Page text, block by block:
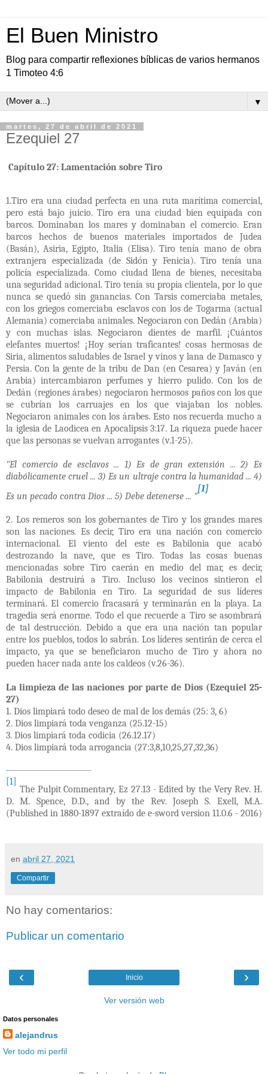
El Buen Ministro
Blog para compartir reflexiones bíblicas de varios hermanos
1 Timoteo 4:6
▼
martes, 27 de abril de 2021
Ezequiel 27
Capítulo 27: Lamentación sobre Tiro
1.Tiro era una ciudad perfecta en una ruta marítima comercial,
pero está bajo juicio. Tiro era una ciudad bien equipada con
barcos. Dominaban los mares y dominaban el comercio. Eran
barcos hechos de buenos materiales importados de Judea
(Basán), Asiria, Egipto, Italia (Elisa). Tiro tenía mano de obra
extranjera especializada (de Sidón y Fenicia). Tiro tenía una
policía especializada. Como ciudad llena de bienes, necesitaba
una seguridad adicional. Tiro tenía su propia clientela, por lo que
nunca se quedó sin ganancias. Con Tarsis comerciaba metales,
con los griegos comerciaba esclavos con los de Togarma (actual
Alemania) comerciaba animales. Negociaron con Dedán (Arabia)
y con muchas islas. Negociaron dientes de marfil. ¡Cuántos
elefantes muertos! ¡Hoy serían traficantes! cosas hermosas de
Siria, alimentos saludables de Israel y vinos y lana de Damasco y
Persia. Con la gente de la tribu de Dan (en Cesarea) y Javán (en
Arabia) intercambiaron perfumes y hierro pulido. Con los de
Dedán (regiones árabes) negociaron hermosos paños con los que
se cubrían los carruajes en los que viajaban los nobles.
Negociaron animales con los árabes. Esto nos recuerda mucho a
la iglesia de Laodicea en Apocalipsis 3:17. La riqueza puede hacer
que las personas se vuelvan arrogantes (v.1-25).
"El comercio de esclavos ... 1) Es de gran extensión ... 2) Es
diabólicamente cruel ... 3) Es un ultraje contra la humanidad ... 4)
Es un pecado contra Dios ... 5) Debe detenerse ... "
[1]
2. Los remeros son los gobernantes de Tiro y los grandes mares
son las naciones. Es decir, Tiro era una nación con comercio
internacional. El viento del este es Babilonia que acabó
destrozando la nave, que es Tiro. Todas las cosas buenas
mencionadas sobre Tiro caerán en medio del mar, es decir,
Babilonia destruirá a Tiro. Incluso los vecinos sintieron el
impacto de Babilonia en Tiro. La seguridad de sus líderes
terminará. El comercio fracasará y terminarán en la playa. La
tragedia será enorme. Todo el que recuerde a Tiro se asombrará
de tal destrucción. Debido a que era una nación tan popular
entre los pueblos, todos lo sabrán. Los líderes sentirán de cerca el
impacto, ya que se beneficiaron mucho de Tiro y ahora no
pueden hacer nada ante los caldeos (v.26-36).
La limpieza de las naciones por parte de Dios (Ezequiel 25-
27)
1. Dios limpiará todo deseo de mal de los demás (25: 3, 6)
2. Dios limpiará toda venganza (25.12-15)
3. Dios limpiará toda codicia (26.12.17)
4. Dios limpiará toda arrogancia (27:3,8,10,25,27,32,36)
[1]
The Pulpit Commentary, Ez 27.13 -Edited by the Very Rev. H.
D. M. Spence, D.D., and by the Rev. Joseph S. Exell, M.A.
(Published in 1880-1897 extraído de e-sword version 11.0.6 - 2016)
en abril 27, 2021
Compartir
No hay comentarios:
Publicar un comentario
‹ ›
Inicio
Ver versión web
Datos personales
alejandrus
Ver todo mi perfil